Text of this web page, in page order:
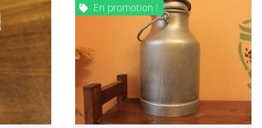
 En promotion !